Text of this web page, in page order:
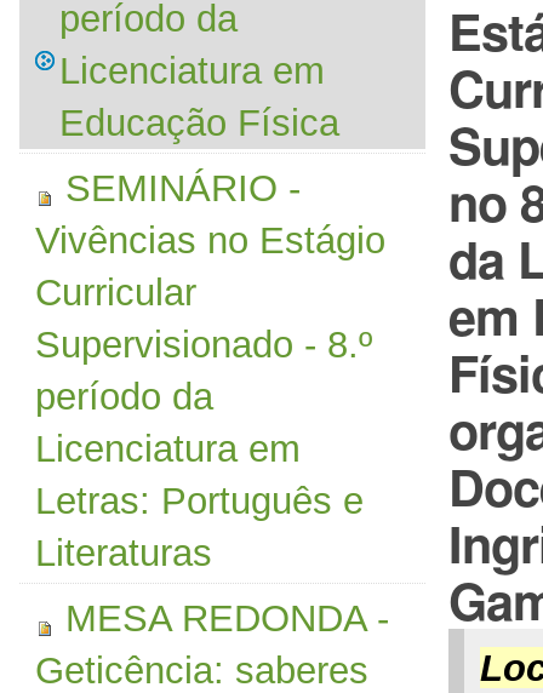
período da
Licenciatura em
Educação Física
SEMINÁRIO -
Vivências no Estágio
Curricular
Supervisionado - 8.º
período da
Licenciatura em
Letras: Português e
Literaturas
MESA REDONDA -
Geticência: saberes
no
da
em